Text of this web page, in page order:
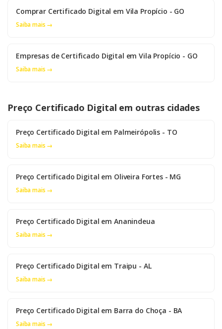
Comprar Certificado Digital em Vila Propício - GO
Saiba mais →
Empresas de Certificado Digital em Vila Propício - GO
Saiba mais →
Preço Certificado Digital em outras cidades
Preço Certificado Digital em Palmeirópolis - TO
Saiba mais →
Preço Certificado Digital em Oliveira Fortes - MG
Saiba mais →
Preço Certificado Digital em Ananindeua
Saiba mais →
Preço Certificado Digital em Traipu - AL
Saiba mais →
Preço Certificado Digital em Barra do Choça - BA
Saiba mais →